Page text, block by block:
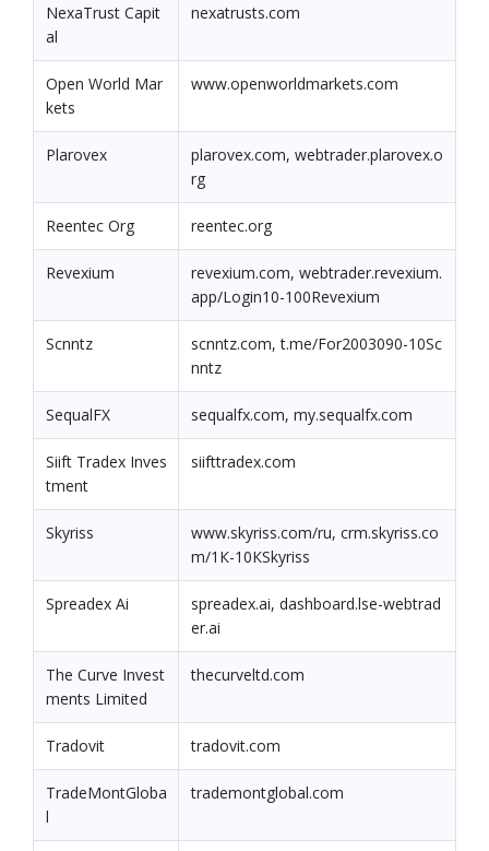
NexaTrust Capit
al
nexatrusts.com
Open World Mar
kets
www.openworldmarkets.com
Plarovex
plarovex.com, webtrader.plarovex.o
rg
Reentec Org reentec.org
Revexium
revexium.com, webtrader.revexium.
app/Login10-100Revexium
Scnntz
scnntz.com, t.me/For2003090-10Sc
nntz
SequalFX sequalfx.com, my.sequalfx.com
Siift Tradex Inves
tment
siifttradex.com
Skyriss
www.skyriss.com/ru, crm.skyriss.co
m/1К-10КSkyriss
Spreadex Ai
spreadex.ai, dashboard.lse-webtrad
er.ai
The Curve Invest
ments Limited
thecurveltd.com
Tradovit tradovit.com
TradeMontGloba
l
trademontglobal.com